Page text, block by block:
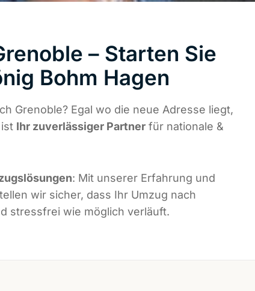
– Starten Sie
Bohm Hagen
Grenoble? Egal wo die neue Adresse liegt,
Ihr zuverlässiger Partner für nationale &
: Mit unserer Erfahrung und
wir sicher, dass Ihr Umzug nach
stressfrei wie möglich verläuft.